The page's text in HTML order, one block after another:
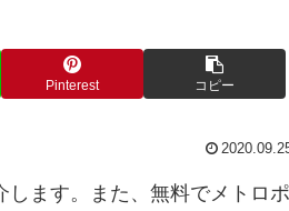
Pinterest コピー
します。また、無料でメトロポ